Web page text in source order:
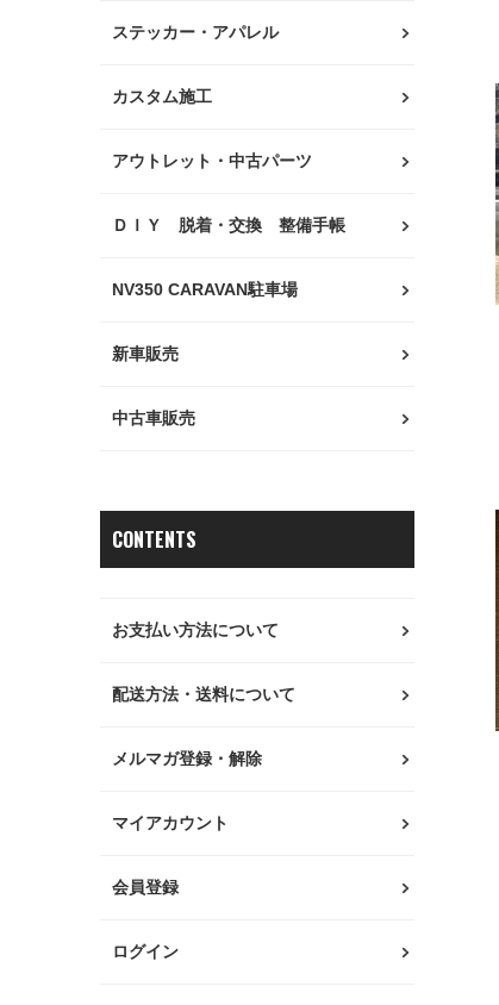
ステッカー・アパレル
カスタム施工
アウトレット・中古パーツ
ＤＩＹ 脱着・交換 整備手帳
NV350 CARAVAN駐車場
新車販売
中古車販売
CONTENTS
お支払い方法について
配送方法・送料について
メルマガ登録・解除
マイアカウント
会員登録
ログイン